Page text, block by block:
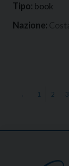
Tipo: book
Nazione:
← 1 2 3